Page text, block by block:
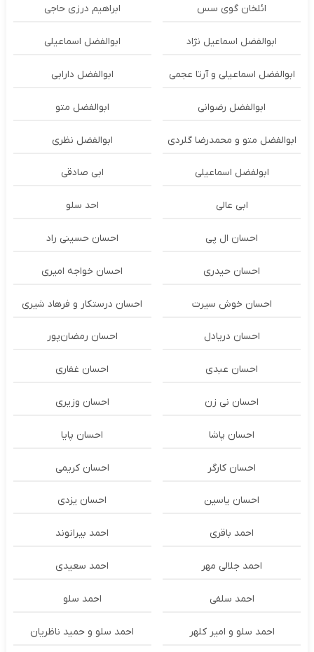
ائلخان گوی سس ابراهیم درزی حاجی
ابوالفضل اسماعیل نژاد ابوالفضل اسماعیلی
ابوالفضل اسماعیلی و آرتا عجمی ابوالفضل دارابی
ابوالفضل رضوانی ابوالفضل متو
ابوالفضل متو و محمدرضا گلردی ابوالفضل نظری
ابولفضل اسماعیلی ابی صادقی
ابی عالی احد سلو
احسان ال پی احسان حسینی راد
احسان حیدری احسان خواجه امیری
احسان خوش سیرت احسان درستكار و فرهاد شيرى
احسان دریادل احسان رمضان‌پور
احسان عبدی احسان غفاری
احسان نی زن احسان وزیری
احسان پاشا احسان پایا
احسان کارگر احسان کریمی
احسان یاسین احسان یزدی
احمد باقری احمد بیرانوند
احمد جلالی مهر احمد سعیدی
احمد سلفی احمد سلو
احمد سلو و امیر کلهر احمد سلو و حمید ناظریان